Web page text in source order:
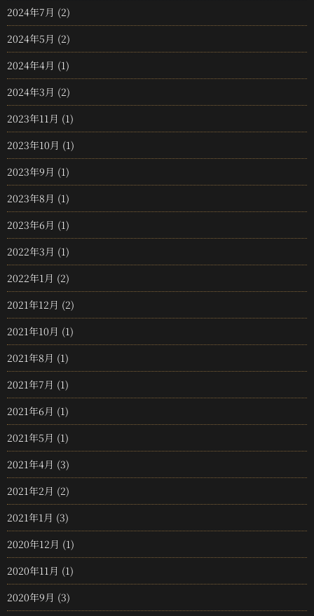
2024年7月 (2)
2024年5月 (2)
2024年4月 (1)
2024年3月 (2)
2023年11月 (1)
2023年10月 (1)
2023年9月 (1)
2023年8月 (1)
2023年6月 (1)
2022年3月 (1)
2022年1月 (2)
2021年12月 (2)
2021年10月 (1)
2021年8月 (1)
2021年7月 (1)
2021年6月 (1)
2021年5月 (1)
2021年4月 (3)
2021年2月 (2)
2021年1月 (3)
2020年12月 (1)
2020年11月 (1)
2020年9月 (3)